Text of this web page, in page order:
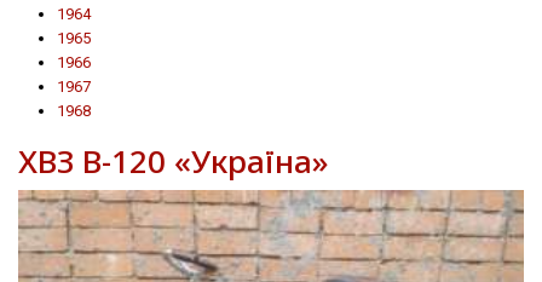
1964
1965
1966
1967
1968
ХВЗ В-120 «Україна»